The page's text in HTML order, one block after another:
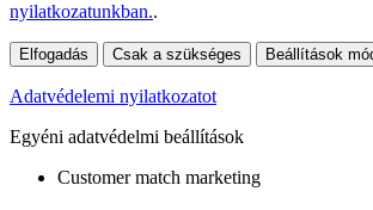
nyilatkozatunkban..
Elfogadás Csak a szükséges Beállítások
Adatvédelemi nyilatkozatot
Egyéni adatvédelmi beállítások
Customer match marketing